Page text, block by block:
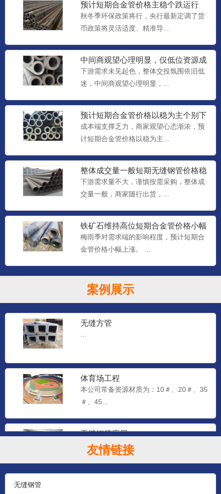
预计短期合金管价格主稳个跌运行
秋冬季环保政策将行，央行最新定调了货
币政策将灵活适度、精准导...
中间商观望心理明显，仅低位资源成
交尚可，预计短期合金管价格
下游需求未见起色，整体交投氛围依旧低
迷，中间商观望心理明显，...
预计短期合金管价格以稳为主个别下
调
成本端支撑乏力，商家观望心态渐浓，预
计短期合金管价格以稳为主...
整体成交量一般短期无缝钢管价格稳
中个调整理
下游需求量不大，谨慎按需采购，整体成
交量一般，商家随行出货，...
铁矿石维持高位短期合金管价格小幅
上涨
梅雨季对需求端的影响程度，预计短期合
金管价格小幅上涨。 ...
案例展示
无缝方管
...
体育场工程
本公司常备资源材质为：10＃、20＃、35
＃、45...
无缝钢管应用
本公司常备资源材质为：10＃、20＃、35
＃、45...
友情链接
无缝钢管